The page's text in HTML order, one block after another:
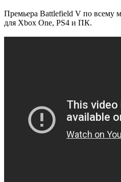
Премьера Battlefield V по всему
для Xbox One, PS4 и ПК.